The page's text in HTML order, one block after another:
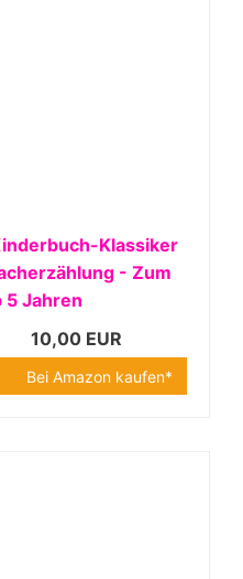
Klassiker
- Zum
5 Jahren
10,00 EUR
Bei Amazon kaufen*